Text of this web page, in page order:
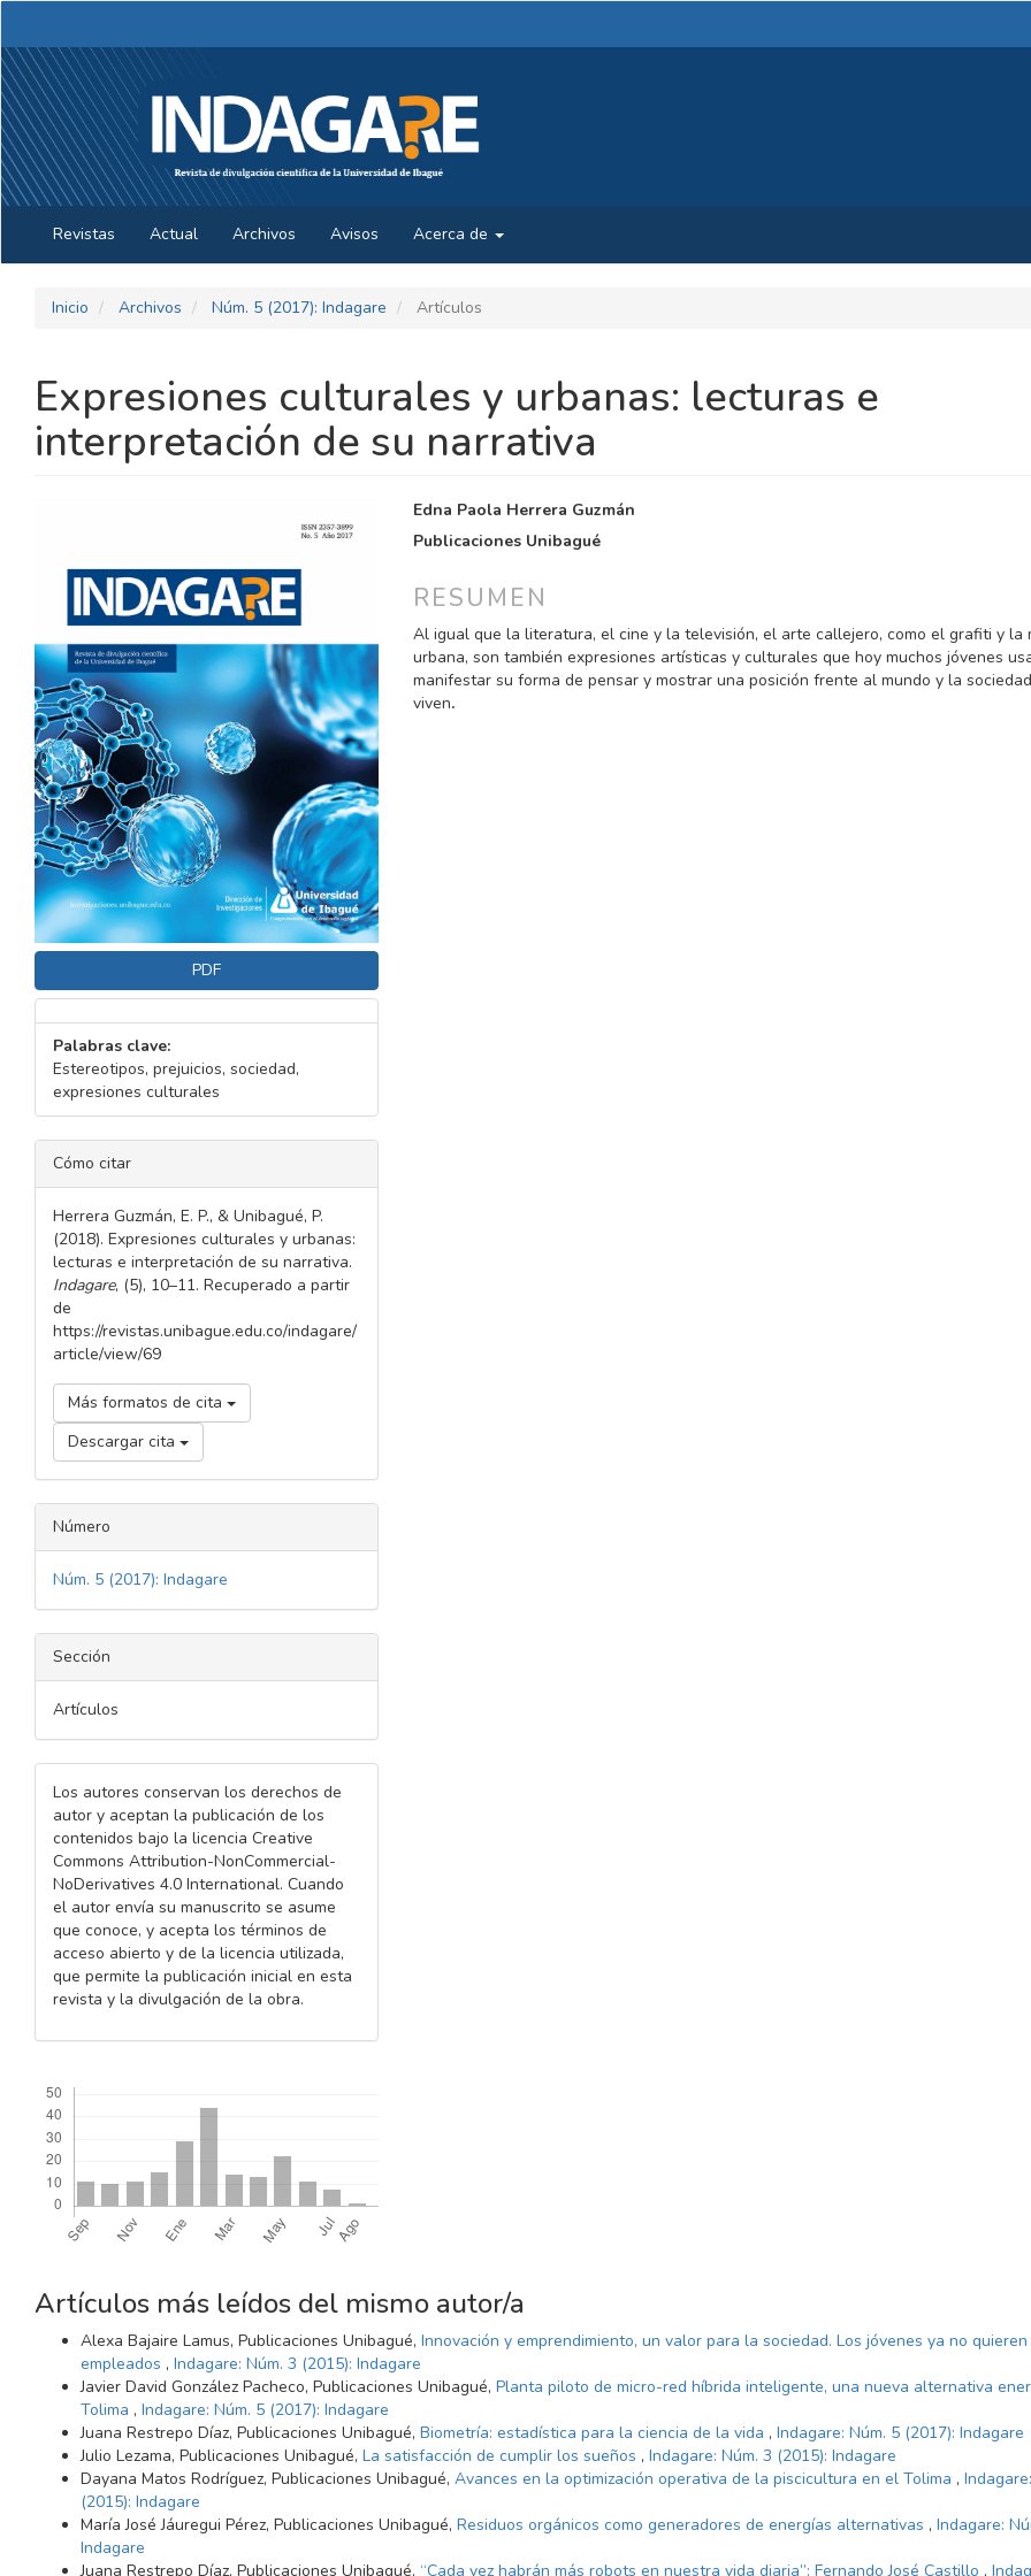
Contenido
principal
Barra
lateral
Revistas Actual Archivos Avisos Acerca de
Inicio Archivos Núm. 5 (2017): Indagare Artículos
Expresiones culturales y urbanas: lecturas e
interpretación de su narrativa
DEL
ARTÍCULO
PDF
Palabras clave:
Estereotipos, prejuicios, sociedad,
expresiones culturales
DETALLES
DEL
ARTÍCULO
Cómo citar
Herrera Guzmán, E. P., & Unibagué, P.
(2018). Expresiones culturales y urbanas:
lecturas e interpretación de su narrativa.
Indagare, (5), 10–11. Recuperado a partir
de
https://revistas.unibague.edu.co/indagare/
article/view/69
Más formatos de cita
Descargar cita
Número
Núm. 5 (2017): Indagare
Sección
Artículos
Los autores conservan los derechos de
autor y aceptan la publicación de los
contenidos bajo la licencia Creative
Commons Attribution-NonCommercial-
NoDerivatives 4.0 International. Cuando
el autor envía su manuscrito se asume
que conoce, y acepta los términos de
acceso abierto y de la licencia utilizada,
que permite la publicación inicial en esta
revista y la divulgación de la obra.
CONTENIDO
PRINCIPAL
ARTÍCULO
Edna Paola Herrera Guzmán
Publicaciones Unibagué
RESUMEN
Al igual que la literatura, el cine y la televisión, el arte callejero, como el grafiti y la
urbana, son también expresiones artísticas y culturales que hoy muchos jóvenes
manifestar su forma de pensar y mostrar una posición frente al mundo y la
viven.
Artículos más leídos del mismo autor/a
Alexa Bajaire Lamus, Publicaciones Unibagué, Innovación y emprendimiento, un valor para la sociedad. Los jóvenes ya no
empleados , Indagare: Núm. 3 (2015): Indagare
Javier David González Pacheco, Publicaciones Unibagué, Planta piloto de micro-red híbrida inteligente, una nueva alternativa
Tolima , Indagare: Núm. 5 (2017): Indagare
Juana Restrepo Díaz, Publicaciones Unibagué, Biometría: estadística para la ciencia de la vida , Indagare: Núm. 5 (2017): Indagare
Julio Lezama, Publicaciones Unibagué, La satisfacción de cumplir los sueños , Indagare: Núm. 3 (2015): Indagare
Dayana Matos Rodríguez, Publicaciones Unibagué, Avances en la optimización operativa de la piscicultura en el Tolima ,
(2015): Indagare
María José Jáuregui Pérez, Publicaciones Unibagué, Residuos orgánicos como generadores de energías alternativas , Indagare:
Indagare
Juana Restrepo Díaz, Publicaciones Unibagué, “Cada vez habrán más robots en nuestra vida diaria”: Fernando José Castillo ,